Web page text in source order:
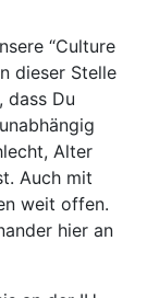
“Culture
dieser Stelle
dass Du
Alter
Auch mit
weit offen.
hier an